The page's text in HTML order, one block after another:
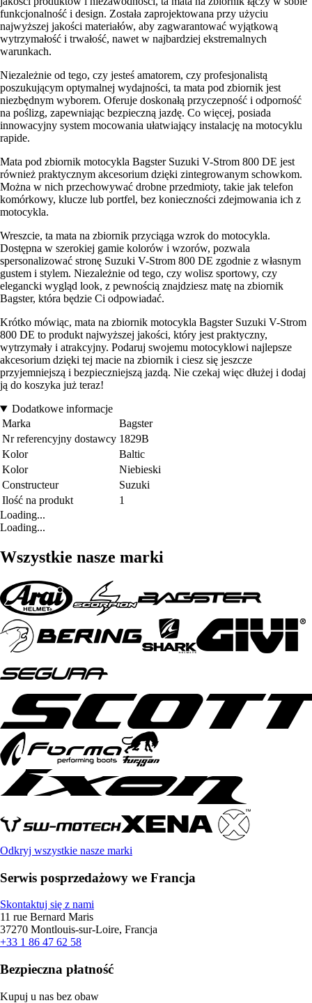
funkcjonalność i design. Została zaprojektowana przy użyciu
najwyższej jakości materiałów, aby zagwarantować wyjątkową
wytrzymałość i trwałość, nawet w najbardziej ekstremalnych
warunkach.
Niezależnie od tego, czy jesteś amatorem, czy profesjonalistą
poszukującym optymalnej wydajności, ta mata pod zbiornik jest
niezbędnym wyborem. Oferuje doskonałą przyczepność i odporność
na poślizg, zapewniając bezpieczną jazdę. Co więcej, posiada
innowacyjny system mocowania ułatwiający instalację na motocyklu
rapide.
Mata pod zbiornik motocykla Bagster Suzuki V-Strom 800 DE jest
również praktycznym akcesorium dzięki zintegrowanym schowkom.
Można w nich przechowywać drobne przedmioty, takie jak telefon
komórkowy, klucze lub portfel, bez konieczności zdejmowania ich z
motocykla.
Wreszcie, ta mata na zbiornik przyciąga wzrok do motocykla.
Dostępna w szerokiej gamie kolorów i wzorów, pozwala
spersonalizować stronę Suzuki V-Strom 800 DE zgodnie z własnym
gustem i stylem. Niezależnie od tego, czy wolisz sportowy, czy
elegancki wygląd look, z pewnością znajdziesz matę na zbiornik
Bagster, która będzie Ci odpowiadać.
Krótko mówiąc, mata na zbiornik motocykla Bagster Suzuki V-Strom
800 DE to produkt najwyższej jakości, który jest praktyczny,
wytrzymały i atrakcyjny. Podaruj swojemu motocyklowi najlepsze
akcesorium dzięki tej macie na zbiornik i ciesz się jeszcze
przyjemniejszą i bezpieczniejszą jazdą. Nie czekaj więc dłużej i dodaj
ją do koszyka już teraz!
Dodatkowe informacje
Marka
Bagster
Nr referencyjny dostawcy 1829B
Kolor
Baltic
Kolor
Niebieski
Constructeur
Suzuki
Ilość na produkt
1
Loading...
Loading...
Wszystkie nasze marki
Odkryj wszystkie nasze marki
Serwis posprzedażowy we Francja
Skontaktuj się z nami
11 rue Bernard Maris
37270 Montlouis-sur-Loire, Francja
+33 1 86 47 62 58
Bezpieczna płatność
Kupuj u nas bez obaw